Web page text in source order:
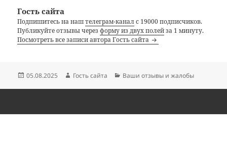
Гость сайта
Подпишитесь на наштелеграм-каналс 19000 подписчиков.
Публикуйте отзывы черезформу из двух полейза 1 минуту.
Посмотреть все записи автора Гость сайта
Опубликовано
05.08.2025 Автор
Гость сайта Рубрики
Ваши отзывы и жалобы